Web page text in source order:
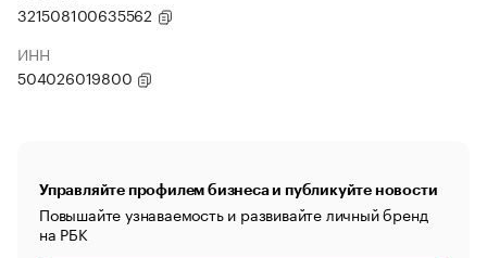
321508100635562
ИНН
504026019800
Управляйте профилем бизнеса и публикуйте новости
Повышайте узнаваемость и развивайте личный бренд
на РБК